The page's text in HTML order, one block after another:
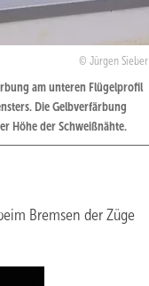
Jürgen Sieber
am unteren Flügelprofil
Die Gelbverfärbung
Höhe der Schweißnähte.
Bremsen der Züge